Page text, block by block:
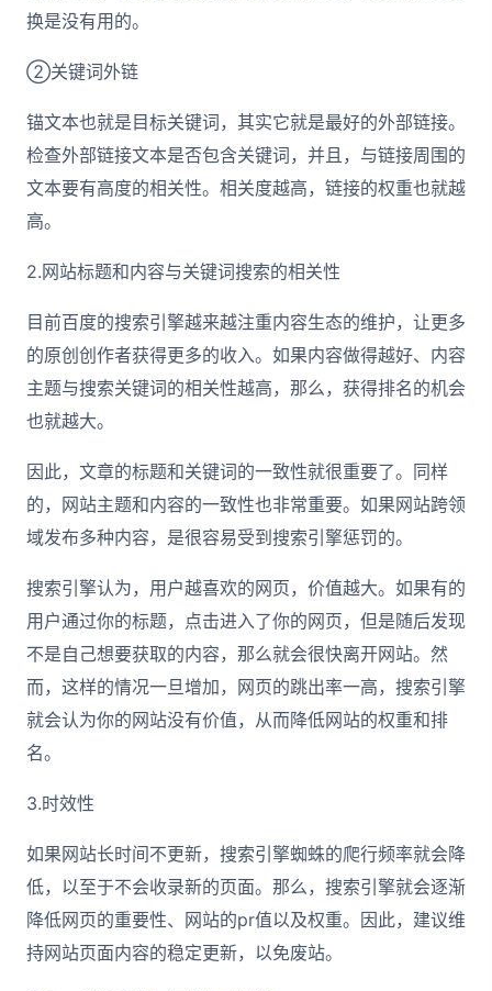
换是没有用的。
②关键词外链
锚文本也就是目标关键词，其实它就是最好的外部链接。
检查外部链接文本是否包含关键词，并且，与链接周围的
文本要有高度的相关性。相关度越高，链接的权重也就越
高。
2.网站标题和内容与关键词搜索的相关性
目前百度的搜索引擎越来越注重内容生态的维护，让更多
的原创创作者获得更多的收入。如果内容做得越好、内容
主题与搜索关键词的相关性越高，那么，获得排名的机会
也就越大。
因此，文章的标题和关键词的一致性就很重要了。同样
的，网站主题和内容的一致性也非常重要。如果网站跨领
域发布多种内容，是很容易受到搜索引擎惩罚的。
搜索引擎认为，用户越喜欢的网页，价值越大。如果有的
用户通过你的标题，点击进入了你的网页，但是随后发现
不是自己想要获取的内容，那么就会很快离开网站。然
而，这样的情况一旦增加，网页的跳出率一高，搜索引擎
就会认为你的网站没有价值，从而降低网站的权重和排
名。
3.时效性
如果网站长时间不更新，搜索引擎蜘蛛的爬行频率就会降
低，以至于不会收录新的页面。那么，搜索引擎就会逐渐
降低网页的重要性、网站的pr值以及权重。因此，建议维
持网站页面内容的稳定更新，以免废站。